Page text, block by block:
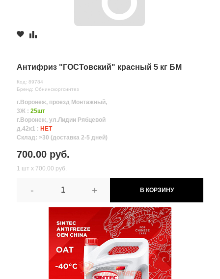
Антифриз "ГОСТовский" красный 5 кг БМ
Код: 89784
Бренд: Обнинскоргсинтез
г.Воронеж, проезд Монтажный,
3Ж : 25шт
г.Воронеж, ул.Лидии Рябцевой
д.42к1 : НЕТ
Склад: >30 (доставка 2-5 дней)
700.00 руб.
1 шт х 700.00 руб.
- + В КОРЗИНУ